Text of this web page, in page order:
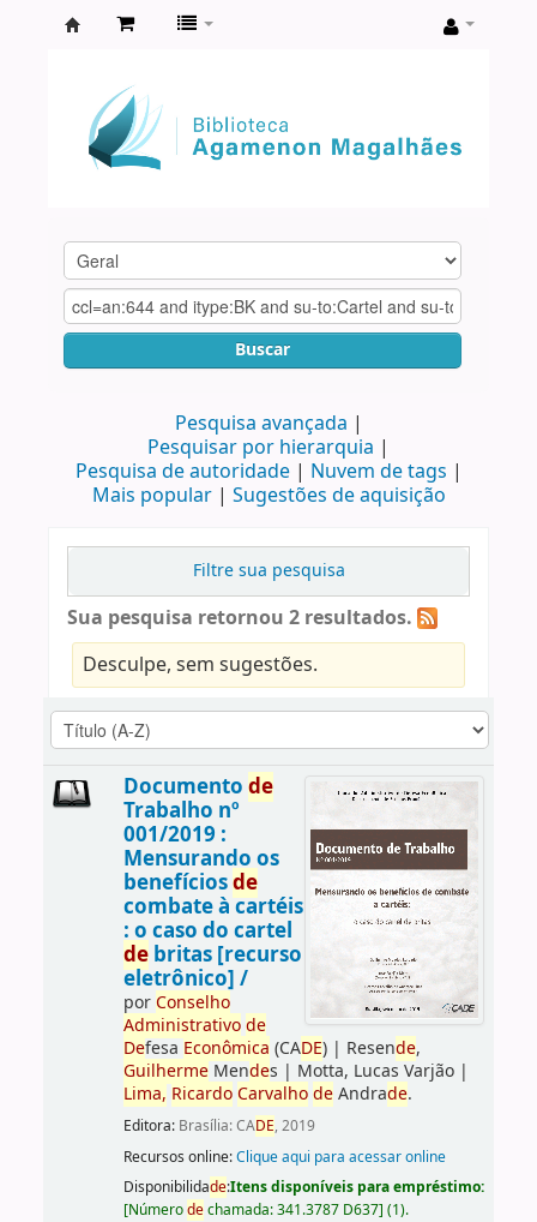
Agamenon
Magalhães
Buscar
Pesquisa avançada
Pesquisar por hierarquia
Pesquisa de autoridade
Nuvem de tags
Mais popular
Sugestões de aquisição
Filtre sua pesquisa
Sua pesquisa retornou 2 resultados.
Desculpe, sem sugestões.
Documento de
Trabalho nº
001/2019 :
Mensurando os
benefíciosde
combate à cartéis
: o caso do cartel
debritas [recurso
eletrônico] /
porConselho
Administrativo de
Defesa Econômica (CADE)| Resende,
GuilhermeMendes | Motta, Lucas Varjão|
Lima, Ricardo Carvalho deAndrade.
Editora: Brasília: CADE, 2019
Recursos online:Clique aqui para acessar online
Disponibilidade:Itens disponíveis para empréstimo:
[Númerodechamada:341.3787 D637] (1).